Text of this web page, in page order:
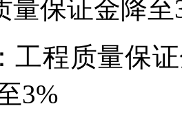
量保证金降至
工程质量保
3%